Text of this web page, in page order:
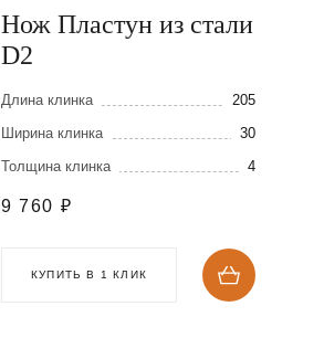
Нож Пластун из стали
D2
Длина клинка
205
Ширина клинка
30
Толщина клинка
4
9 760 ₽
КУПИТЬ В 1 КЛИК